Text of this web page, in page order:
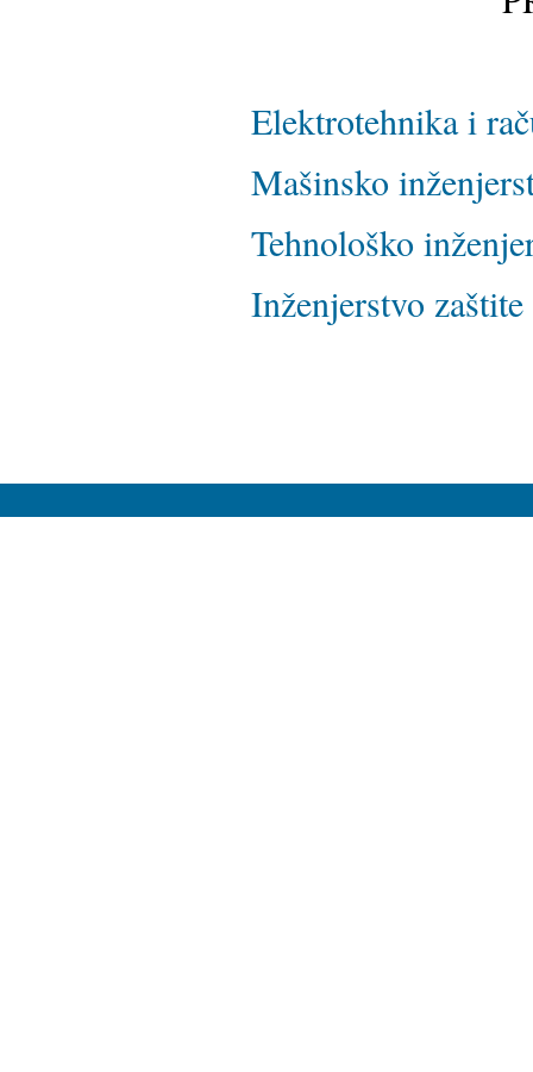
Elektrotehnika i
Mašinsko
Tehnološko
Inženjerstvo